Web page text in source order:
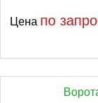
Цена по